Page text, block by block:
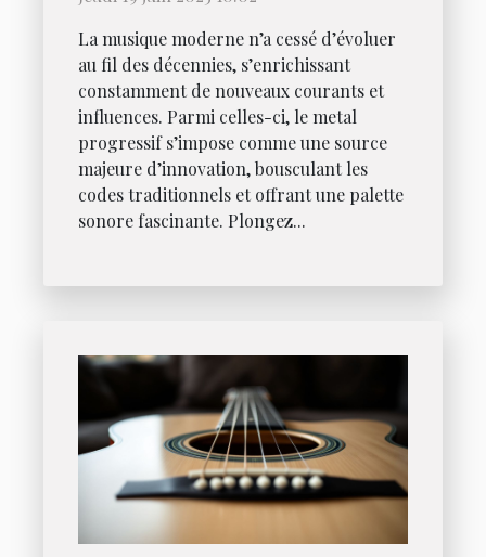
La musique moderne n’a cessé d’évoluer
au fil des décennies, s’enrichissant
constamment de nouveaux courants et
influences. Parmi celles-ci, le metal
progressif s’impose comme une source
majeure d’innovation, bousculant les
codes traditionnels et offrant une palette
sonore fascinante. Plongez...